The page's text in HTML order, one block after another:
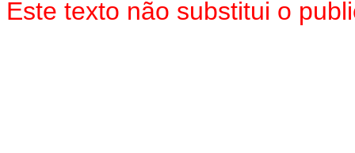
Este texto não substitui o